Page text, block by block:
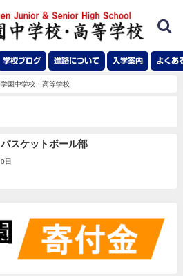
学校ブログ 進路について 入学案内 よくあ
園中学校・高等学校
バスケットボール部
日